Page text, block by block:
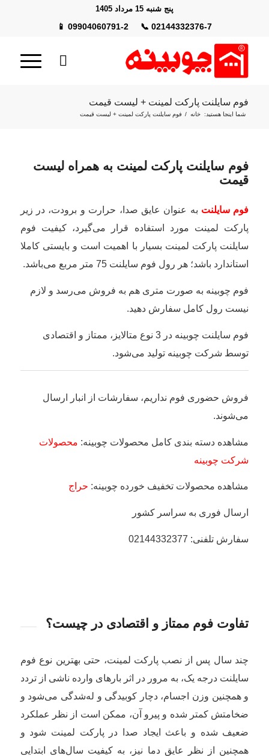
پنج شنبه 15 مرداد 1405
02144332376-7
📞
09904060791-2
📱
فوم سایلنت پارکت لمینت + لیست قیمت
شما اینجا هستید: خانه / فوم سایلنت پارکت لمینت + لیست قیمت
فوم سایلنت پارکت لمینت به همراه لیست
قیمت
فوم سایلنت به عنوان عایق صدا، حرارت و برودت، در زیر
پارکت لمینت مورد استفاده قرار می‌گیرد، کیفیت فوم
سایلنت پارکت لمینت بسیار با اهمیت است و بایستی کاملا
استاندارد باشد؛ هر رول فوم سایلنت 75 متر مربع می‌باشد.
فوم چوبینه به صورت متری هم به فروش می‌رسد و لازم
نیست رول کامل سفارش دهید.
فوم سایلنت چوبینه در 3 نوع متالایز، ممتاز و اقتصادی
توسط شرکت چوبینه تولید می‌شود.
فروش حضوری فوم نداریم، سفارشات از انبار ارسال
می‌شوند.
مشاهده دسته بندی کامل محصولات چوبینه: محصولات
شرکت چوبینه
مشاهده محصولات تخفیف خورده چوبینه: حراج
ارسال فوری به سراسر کشور
سفارش تلفنی: 02144332377
تفاوت فوم ممتاز و اقتصادی در چیست؟
چند سال پس از نصب پارکت لمینت، حتی بهترین نوع فوم
سایلنت درجه یک، به مرور در اثر بارهای وارده ناشی از تردد
و همچنین وزن اجسام، دچار کوبیدگی و له‌شدگی می‌شود و
ضخامتش کمتر شده و پیرو آن، ممکن است از نظر عملکرد
ضعیف شده و باعث ایجاد صدا در پارکت لمینت شود و
همچنین از نظر عایق دما نیز، به کیفیت سال‌های ابتدایی